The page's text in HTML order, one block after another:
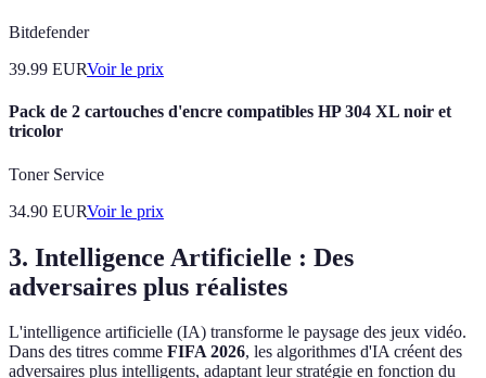
Bitdefender
39.99 EURVoir le prix
Pack de 2 cartouches d'encre compatibles HP 304 XL noir et
tricolor
Toner Service
34.90 EURVoir le prix
3. Intelligence Artificielle : Des
adversaires plus réalistes
L'intelligence artificielle (IA) transforme le paysage des jeux vidéo.
Dans des titres comme FIFA 2026, les algorithmes d'IA créent des
adversaires plus intelligents, adaptant leur stratégie en fonction du